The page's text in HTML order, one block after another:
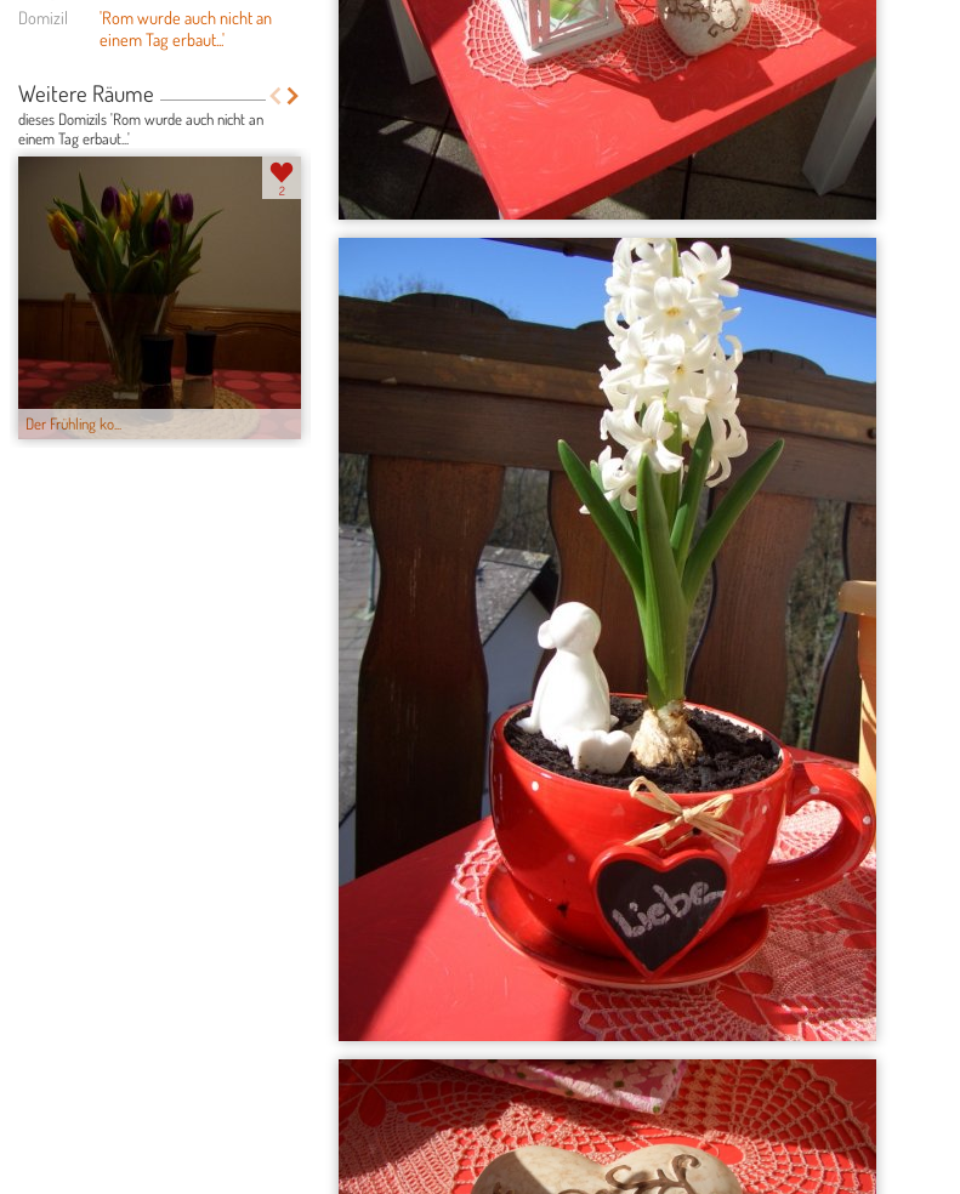
Domizil
'Rom wurde auch nicht an
einem Tag erbaut...'
Weitere Räume
dieses Domizils 'Rom wurde auch nicht an
einem Tag erbaut...'
Der Frühling ko...
2 2
Deko+Geschenke ...